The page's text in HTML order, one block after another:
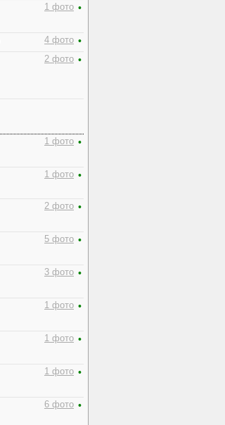
1 фото •
4 фото •
2 фото •
1 фото •
1 фото •
2 фото •
5 фото •
3 фото •
1 фото •
1 фото •
1 фото •
6 фото •